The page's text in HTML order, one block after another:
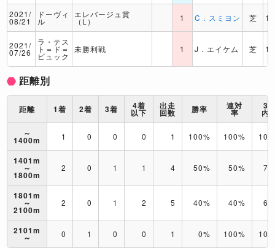
2021/
08/21
ドーヴィ
ル
エレバージュ賞
（L） 1 C．スミヨン 芝
2021/
07/26
ラ・テス
ト＝ド＝
ビュック
未勝利戦 1 J．エイケム 芝
距離別
距離 1着 2着 3着 4着
以下
出走
回数 勝率 連対
率
3
内
～
1400m 1 0 0 0 1 100% 100%
1401m
～
1800m
2 0 1 1 4 50% 50%
1801m
～
2100m
2 0 1 2 5 40% 40%
2101m
～ 0 1 0 0 1 0% 100%